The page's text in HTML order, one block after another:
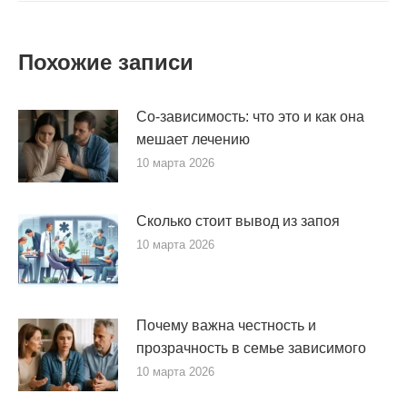
Похожие записи
Со-зависимость: что это и как она
мешает лечению
10 марта 2026
Сколько стоит вывод из запоя
10 марта 2026
Почему важна честность и
прозрачность в семье зависимого
10 марта 2026